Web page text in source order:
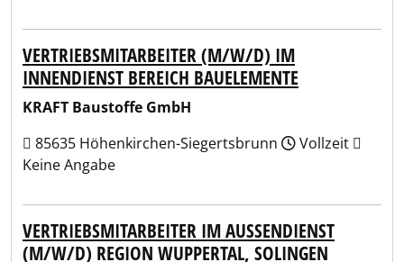
VERTRIEBSMITARBEITER (M/W/D) IM
INNENDIENST BEREICH BAUELEMENTE
KRAFT Baustoffe GmbH
85635 Höhenkirchen-Siegertsbrunn
Vollzeit
Keine Angabe
VERTRIEBSMITARBEITER IM AUSSENDIENST (
M/W/D) REGION WUPPERTAL, SOLINGEN